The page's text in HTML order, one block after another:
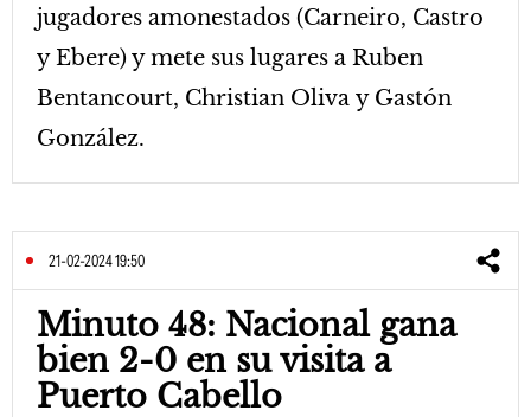
jugadores amonestados (Carneiro, Castro
y Ebere) y mete sus lugares a Ruben
Bentancourt, Christian Oliva y Gastón
González.
21-02-2024 19:50
Minuto 48: Nacional gana
bien 2-0 en su visita a
Puerto Cabello